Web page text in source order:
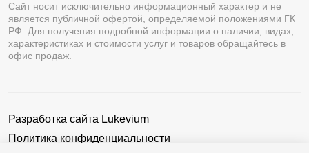
Сайт носит исключительно информационный характер и не
является публичной офертой, определяемой положениями ГК
РФ. Для получения подробной информации о наличии, видах,
характеристиках и стоимости услуг и товаров обращайтесь в
офис продаж.
Разработка сайта Lukevium
Политика конфиденциальности